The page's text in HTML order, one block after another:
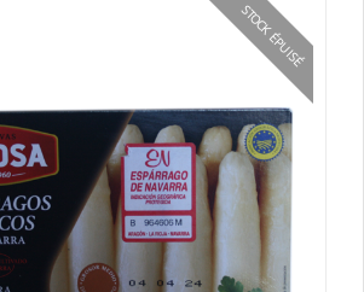
STOCK ÉPUISÉ